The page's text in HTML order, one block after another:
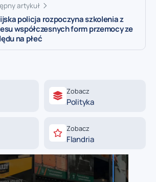
artykuł
policja rozpoczyna szkolenia z
współczesnych form przemocy ze
na płeć
Zobacz
Polityka
Zobacz
Flandria